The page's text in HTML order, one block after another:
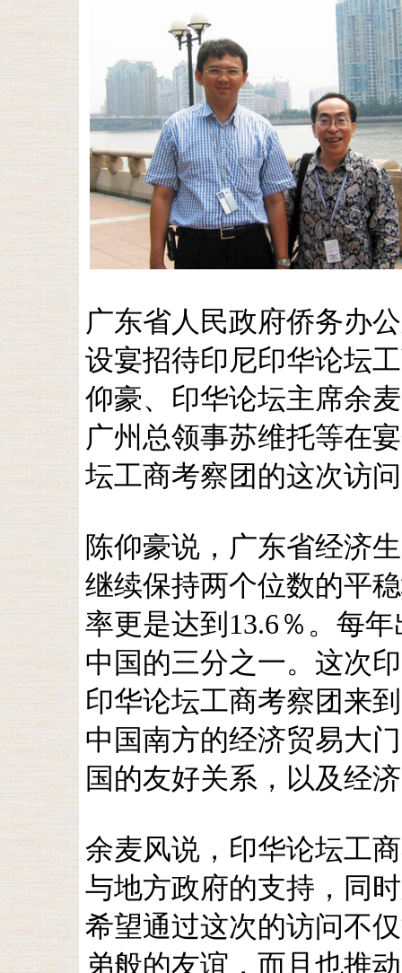
广东省人民政府侨务办
设宴招待印尼印华论坛
仰豪、印华论坛主席余
广州总领事苏维托等在
坛工商考察团的这次访
陈仰豪说，广东省经济
继续保持两个位数的平
率更是达到13.6％。每
中国的三分之一。这次
印华论坛工商考察团来
中国南方的经济贸易大
国的友好关系，以及经
余麦风说，印华论坛工
与地方政府的支持，同
希望通过这次的访问不
弟般的友谊，而且也推